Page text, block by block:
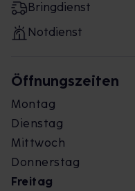
Bringdienst
Notdienst
Öffnungszeiten
Montag
Dienstag
Mittwoch
Donnerstag
Freitag